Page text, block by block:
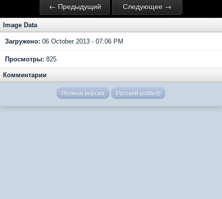
← Предыдущий Следующее →
Image Data
Загружено: 06 October 2013 - 07:06 PM
Просмотры: 825
Комментарии
Полная версия Русский (edited)